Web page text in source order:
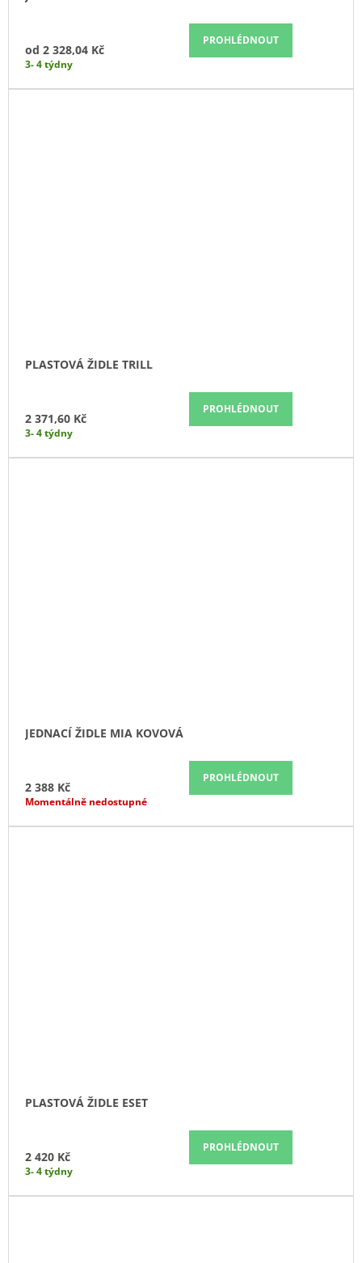
od 2 328,04 Kč
PROHLÉDNOUT
3- 4 týdny
PLASTOVÁ ŽIDLE TRILL
2 371,60 Kč
PROHLÉDNOUT
3- 4 týdny
JEDNACÍ ŽIDLE MIA KOVOVÁ
2 388 Kč
PROHLÉDNOUT
Momentálně nedostupné
PLASTOVÁ ŽIDLE ESET
2 420 Kč
PROHLÉDNOUT
3- 4 týdny